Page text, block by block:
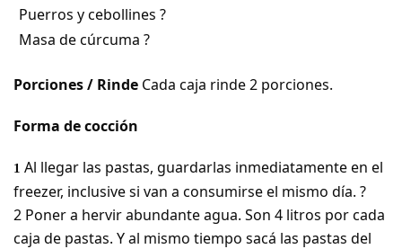
Puerros y cebollines ?
Masa de cúrcuma ?
Porciones / Rinde Cada caja rinde 2 porciones.
Forma de cocción
1 Al llegar las pastas, guardarlas inmediatamente en el
freezer, inclusive si van a consumirse el mismo día. ?
2 Poner a hervir abundante agua. Son 4 litros por cada
caja de pastas. Y al mismo tiempo sacá las pastas del